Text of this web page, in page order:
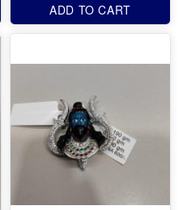
ADD TO CART